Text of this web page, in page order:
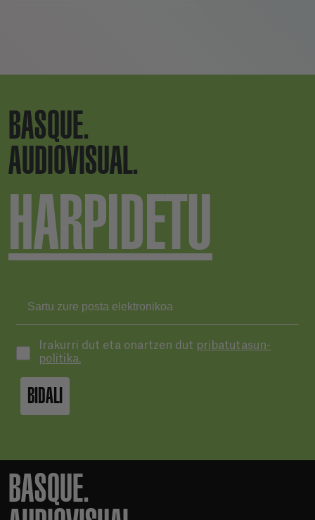
BASQUE.
AUDIOVISUAL.
HARPIDETU
Irakurri dut eta onartzen dut pribatutasun-
politika.
BIDALI
BASQUE.